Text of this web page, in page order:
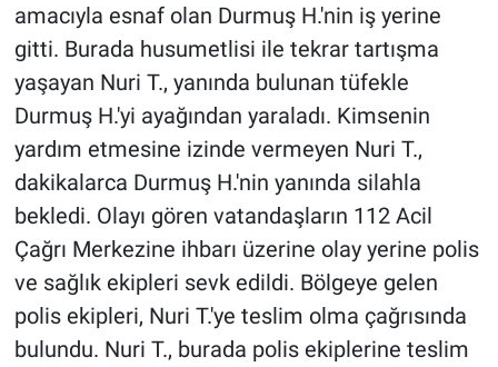
amacıyla esnaf olan Durmuş H.'nin iş yerine
gitti. Burada husumetlisi ile tekrar tartışma
yaşayan Nuri T., yanında bulunan tüfekle
Durmuş H.'yi ayağından yaraladı. Kimsenin
yardım etmesine izinde vermeyen Nuri T.,
dakikalarca Durmuş H.'nin yanında silahla
bekledi. Olayı gören vatandaşların 112 Acil
Çağrı Merkezine ihbarı üzerine olay yerine polis
ve sağlık ekipleri sevk edildi. Bölgeye gelen
polis ekipleri, Nuri T.'ye teslim olma çağrısında
bulundu. Nuri T., burada polis ekiplerine teslim